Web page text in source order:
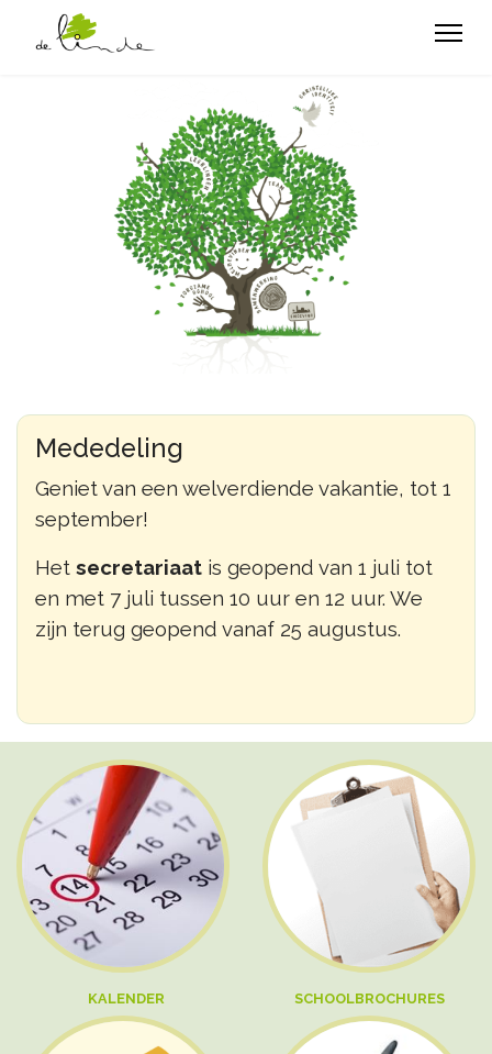
Mededeling
Geniet van een welverdiende vakantie, tot 1
september!
Het secretariaat is geopend van 1 juli tot
en met 7 juli tussen 10 uur en 12 uur. We
zijn terug geopend vanaf 25 augustus.
KALENDER SCHOOLBROCHURES